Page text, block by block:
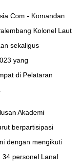
- Komandan
Kolonel Laut
sekaligus
yang
di Pelataran
Akademi
berpartisipasi
dengan mengikuti
34 personel Lanal